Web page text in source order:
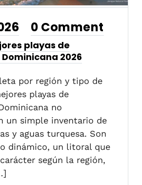
0 Comment
playas de
2026
por región y tipo de
playas de
no
un simple inventario de
y aguas turquesa. Son
dinámico, un litoral que
según la región,